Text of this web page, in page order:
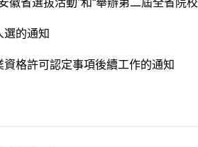
選的通知
格許可認定事項後續工作的通知